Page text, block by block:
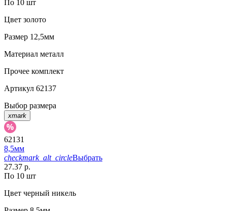
По 10 шт
Цвет золото
Размер 12,5мм
Материал металл
Прочее комплект
Артикул 62137
Выбор размера
xmark
62131
8,5мм
checkmark_alt_circleВыбрать
27.37 р.
По 10 шт
Цвет черный никель